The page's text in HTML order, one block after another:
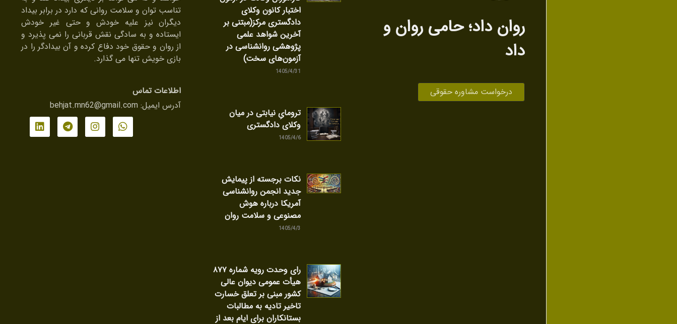
روان داد‌؛ حامی روان‌ و
داد
درخواست مشاوره حقوقی
اختبار کانون وکلای
دادگستری مرکز(مبتنی بر
آخرین شواهد علمی
پژوهشی روانشناسی در
آزمون‌های سخت)
1405/4/31
ترومایِ نیابتی در میان
وکلای دادگستری
1405/4/6
نکات برجسته از پیمایش
جدید انجمن روانشناسی
آمریکا درباره هوش
مصنوعی و سلامت روان
1405/4/3
رای وحدت رویه شماره ۸۷۷
هیأت عمومی دیوان عالی
کشور مبنی بر تعلق خسارت
تاخیر تادیه به مطالبات
بستانکاران برای ایام بعد از
تناسب توان و سلامت روانی که دارد در برابر بیداد
دیگران نیز علیه خودش و حتی غیر خودش
ایستاده و به سادگی نقش قربانی را نمی پذیرد و
از روان و حقوق خود دفاع کرده و آن بیدادگر را در
بازی خویش تنها می گذارد.
اطلاعات تماس
آدرس ایمیل: behjat.mn62@gmail.com